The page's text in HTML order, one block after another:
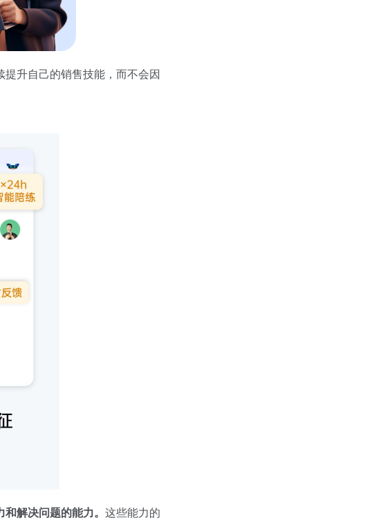
升自己的销售技能，而不会因
解决问题的能力。 这些能力的